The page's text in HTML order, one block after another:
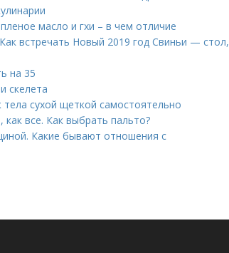
масло и гхи – в чем отличие
встречать Новый 2019 год Свиньи — стол,
на 35
скелета
сухой щеткой самостоятельно
все. Как выбрать пальто?
Какие бывают отношения с